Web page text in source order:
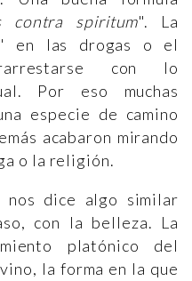
contra spiritum". La
en las drogas o el
con lo
Por eso muchas
especie de camino
acabaron mirando
o la religión.
nos dice algo similar
con la belleza. La
platónico del
la forma en la que